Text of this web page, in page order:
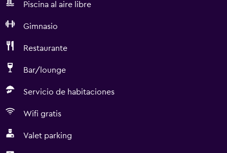
Piscina al aire libre
Gimnasio
Restaurante
Bar/lounge
Servicio de habitaciones
Wifi gratis
Valet parking